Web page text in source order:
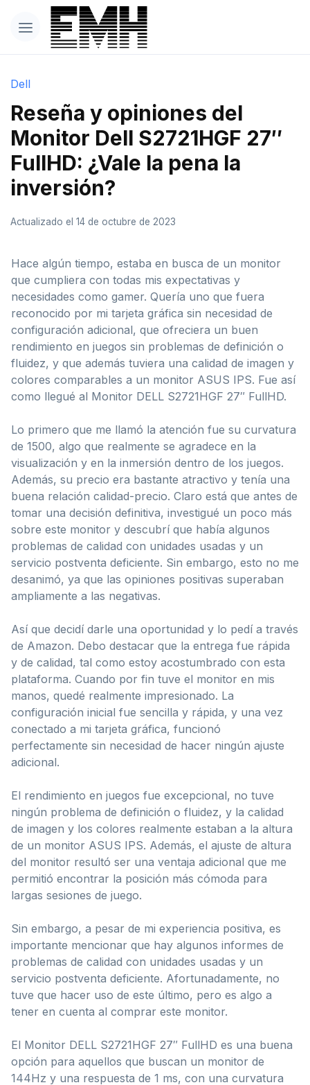
Dell
Reseña y opiniones del
Monitor Dell S2721HGF 27″
FullHD: ¿Vale la pena la
inversión?
Actualizado el 14 de octubre de 2023
Hace algún tiempo, estaba en busca de un monitor
que cumpliera con todas mis expectativas y
necesidades como gamer. Quería uno que fuera
reconocido por mi tarjeta gráfica sin necesidad de
configuración adicional, que ofreciera un buen
rendimiento en juegos sin problemas de definición o
fluidez, y que además tuviera una calidad de imagen y
colores comparables a un monitor ASUS IPS. Fue así
como llegué al Monitor DELL S2721HGF 27″ FullHD.
Lo primero que me llamó la atención fue su curvatura
de 1500, algo que realmente se agradece en la
visualización y en la inmersión dentro de los juegos.
Además, su precio era bastante atractivo y tenía una
buena relación calidad-precio. Claro está que antes de
tomar una decisión definitiva, investigué un poco más
sobre este monitor y descubrí que había algunos
problemas de calidad con unidades usadas y un
servicio postventa deficiente. Sin embargo, esto no me
desanimó, ya que las opiniones positivas superaban
ampliamente a las negativas.
Así que decidí darle una oportunidad y lo pedí a través
de Amazon. Debo destacar que la entrega fue rápida
y de calidad, tal como estoy acostumbrado con esta
plataforma. Cuando por fin tuve el monitor en mis
manos, quedé realmente impresionado. La
configuración inicial fue sencilla y rápida, y una vez
conectado a mi tarjeta gráfica, funcionó
perfectamente sin necesidad de hacer ningún ajuste
adicional.
El rendimiento en juegos fue excepcional, no tuve
ningún problema de definición o fluidez, y la calidad
de imagen y los colores realmente estaban a la altura
de un monitor ASUS IPS. Además, el ajuste de altura
del monitor resultó ser una ventaja adicional que me
permitió encontrar la posición más cómoda para
largas sesiones de juego.
Sin embargo, a pesar de mi experiencia positiva, es
importante mencionar que hay algunos informes de
problemas de calidad con unidades usadas y un
servicio postventa deficiente. Afortunadamente, no
tuve que hacer uso de este último, pero es algo a
tener en cuenta al comprar este monitor.
El Monitor DELL S2721HGF 27″ FullHD es una buena
opción para aquellos que buscan un monitor de
144Hz y una respuesta de 1 ms, con una curvatura